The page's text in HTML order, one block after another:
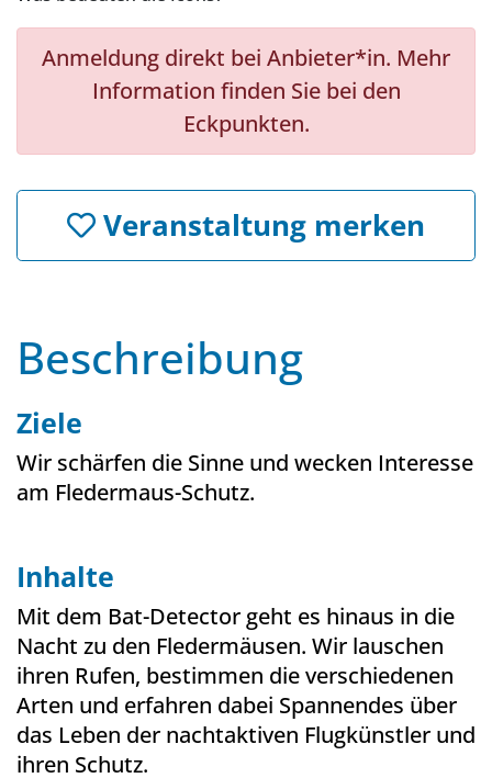
Anmeldung direkt bei Anbieter*in. Mehr
Information finden Sie bei den
Eckpunkten.
Veranstaltung merken
Beschreibung
Ziele
Wir schärfen die Sinne und wecken Interesse
am Fledermaus-Schutz.
Inhalte
Mit dem Bat-Detector geht es hinaus in die
Nacht zu den Fledermäusen. Wir lauschen
ihren Rufen, bestimmen die verschiedenen
Arten und erfahren dabei Spannendes über
das Leben der nachtaktiven Flugkünstler und
ihren Schutz.